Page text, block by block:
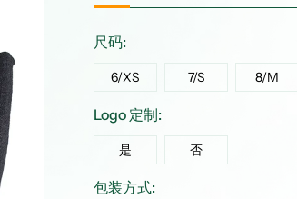
尺码:
6/XS 7/S 8/M
Logo 定制:
是 否
包装方式: